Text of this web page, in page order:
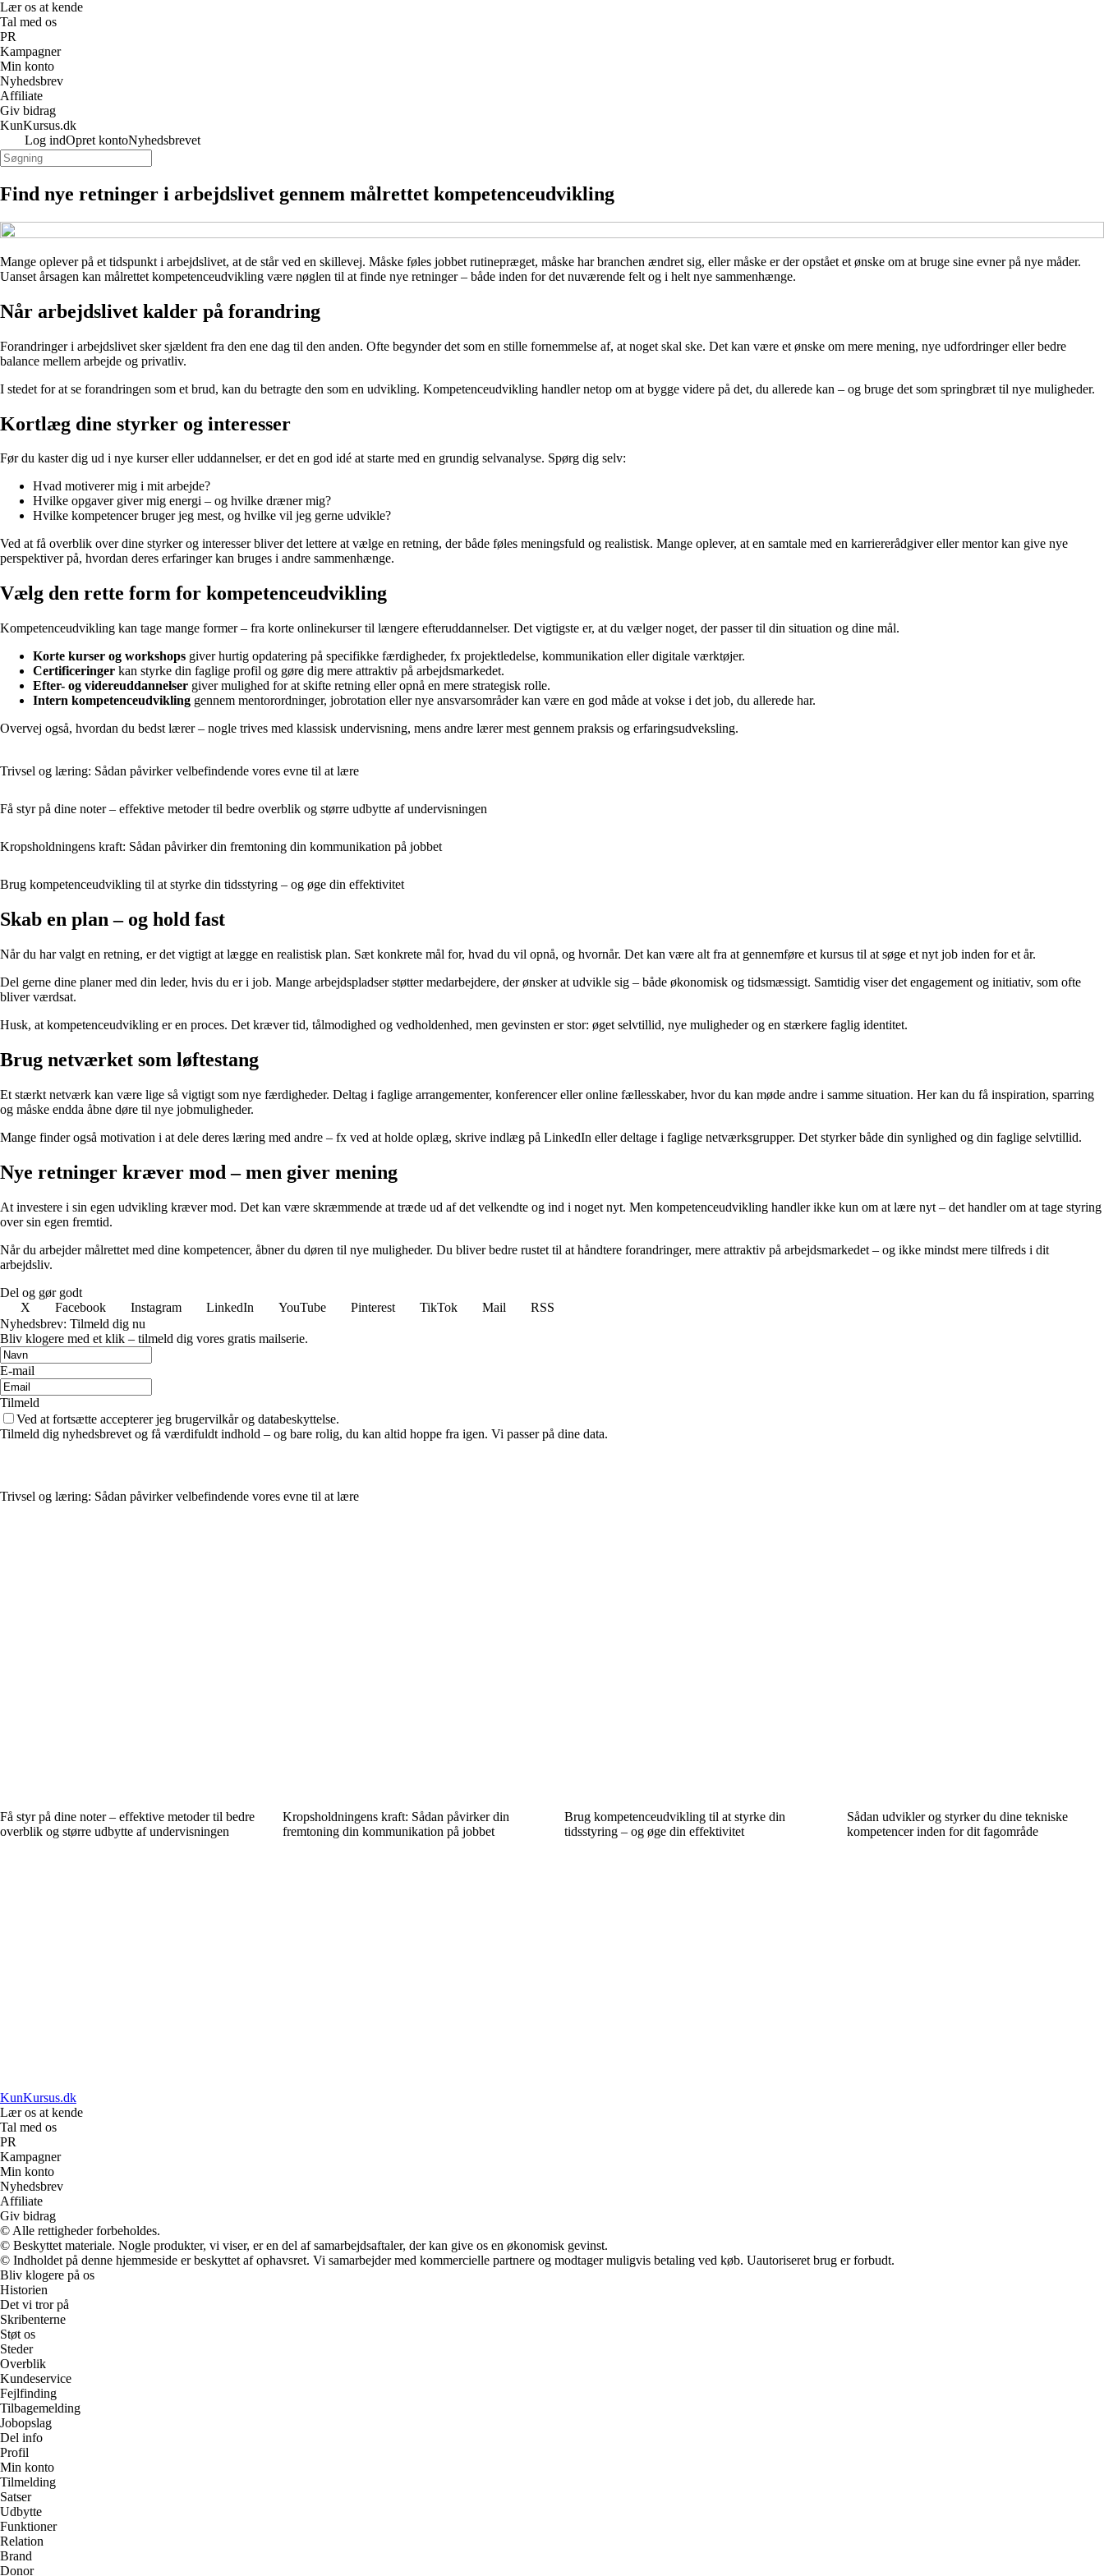
Lær os at kende
Tal med os
PR
Kampagner
Min konto
Nyhedsbrev
Affiliate
Giv bidrag
KunKursus.dk
Log indOpret kontoNyhedsbrevet
Find nye retninger i arbejdslivet gennem målrettet kompetenceudvikling
Mange oplever på et tidspunkt i arbejdslivet, at de står ved en skillevej. Måske føles jobbet rutinepræget, måske har branchen ændret sig, eller måske er der opstået et ønske om at bruge sine evner på nye måder.
Uanset årsagen kan målrettet kompetenceudvikling være nøglen til at finde nye retninger – både inden for det nuværende felt og i helt nye sammenhænge.
Når arbejdslivet kalder på forandring
Forandringer i arbejdslivet sker sjældent fra den ene dag til den anden. Ofte begynder det som en stille fornemmelse af, at noget skal ske. Det kan være et ønske om mere mening, nye udfordringer eller bedre
balance mellem arbejde og privatliv.
I stedet for at se forandringen som et brud, kan du betragte den som en udvikling. Kompetenceudvikling handler netop om at bygge videre på det, du allerede kan – og bruge det som springbræt til nye muligheder.
Kortlæg dine styrker og interesser
Før du kaster dig ud i nye kurser eller uddannelser, er det en god idé at starte med en grundig selvanalyse. Spørg dig selv:
Hvad motiverer mig i mit arbejde?
Hvilke opgaver giver mig energi – og hvilke dræner mig?
Hvilke kompetencer bruger jeg mest, og hvilke vil jeg gerne udvikle?
Ved at få overblik over dine styrker og interesser bliver det lettere at vælge en retning, der både føles meningsfuld og realistisk. Mange oplever, at en samtale med en karriererådgiver eller mentor kan give nye
perspektiver på, hvordan deres erfaringer kan bruges i andre sammenhænge.
Vælg den rette form for kompetenceudvikling
Kompetenceudvikling kan tage mange former – fra korte onlinekurser til længere efteruddannelser. Det vigtigste er, at du vælger noget, der passer til din situation og dine mål.
Korte kurser og workshops giver hurtig opdatering på specifikke færdigheder, fx projektledelse, kommunikation eller digitale værktøjer.
Certificeringer kan styrke din faglige profil og gøre dig mere attraktiv på arbejdsmarkedet.
Efter- og videreuddannelser giver mulighed for at skifte retning eller opnå en mere strategisk rolle.
Intern kompetenceudvikling gennem mentorordninger, jobrotation eller nye ansvarsområder kan være en god måde at vokse i det job, du allerede har.
Overvej også, hvordan du bedst lærer – nogle trives med klassisk undervisning, mens andre lærer mest gennem praksis og erfaringsudveksling.
Trivsel og læring: Sådan påvirker velbefindende vores evne til at lære
Få styr på dine noter – effektive metoder til bedre overblik og større udbytte af undervisningen
Kropsholdningens kraft: Sådan påvirker din fremtoning din kommunikation på jobbet
Brug kompetenceudvikling til at styrke din tidsstyring – og øge din effektivitet
Skab en plan – og hold fast
Når du har valgt en retning, er det vigtigt at lægge en realistisk plan. Sæt konkrete mål for, hvad du vil opnå, og hvornår. Det kan være alt fra at gennemføre et kursus til at søge et nyt job inden for et år.
Del gerne dine planer med din leder, hvis du er i job. Mange arbejdspladser støtter medarbejdere, der ønsker at udvikle sig – både økonomisk og tidsmæssigt. Samtidig viser det engagement og initiativ, som ofte
bliver værdsat.
Husk, at kompetenceudvikling er en proces. Det kræver tid, tålmodighed og vedholdenhed, men gevinsten er stor: øget selvtillid, nye muligheder og en stærkere faglig identitet.
Brug netværket som løftestang
Et stærkt netværk kan være lige så vigtigt som nye færdigheder. Deltag i faglige arrangementer, konferencer eller online fællesskaber, hvor du kan møde andre i samme situation. Her kan du få inspiration, sparring
og måske endda åbne døre til nye jobmuligheder.
Mange finder også motivation i at dele deres læring med andre – fx ved at holde oplæg, skrive indlæg på LinkedIn eller deltage i faglige netværksgrupper. Det styrker både din synlighed og din faglige selvtillid.
Nye retninger kræver mod – men giver mening
At investere i sin egen udvikling kræver mod. Det kan være skræmmende at træde ud af det velkendte og ind i noget nyt. Men kompetenceudvikling handler ikke kun om at lære nyt – det handler om at tage styring
over sin egen fremtid.
Når du arbejder målrettet med dine kompetencer, åbner du døren til nye muligheder. Du bliver bedre rustet til at håndtere forandringer, mere attraktiv på arbejdsmarkedet – og ikke mindst mere tilfreds i dit
arbejdsliv.
Del og gør godt
X
Facebook Instagram LinkedIn YouTube Pinterest TikTok Mail
RSS
Nyhedsbrev: Tilmeld dig nu
Bliv klogere med et klik – tilmeld dig vores gratis mailserie.
E-mail
Tilmeld
Ved at fortsætte accepterer jeg brugervilkår og databeskyttelse.
Tilmeld dig nyhedsbrevet og få værdifuldt indhold – og bare rolig, du kan altid hoppe fra igen. Vi passer på dine data.
Trivsel og læring: Sådan påvirker velbefindende vores evne til at lære
Få styr på dine noter – effektive metoder til bedre
overblik og større udbytte af undervisningen
Kropsholdningens kraft: Sådan påvirker din
fremtoning din kommunikation på jobbet
Brug kompetenceudvikling til at styrke din
tidsstyring – og øge din effektivitet
Sådan udvikler og styrker du dine tekniske
kompetencer inden for dit fagområde
KunKursus.dk
Lær os at kende
Tal med os
PR
Kampagner
Min konto
Nyhedsbrev
Affiliate
Giv bidrag
© Alle rettigheder forbeholdes.
© Beskyttet materiale. Nogle produkter, vi viser, er en del af samarbejdsaftaler, der kan give os en økonomisk gevinst.
© Indholdet på denne hjemmeside er beskyttet af ophavsret. Vi samarbejder med kommercielle partnere og modtager muligvis betaling ved køb. Uautoriseret brug er forbudt.
Bliv klogere på os
Historien
Det vi tror på
Skribenterne
Støt os
Steder
Overblik
Kundeservice
Fejlfinding
Tilbagemelding
Jobopslag
Del info
Profil
Min konto
Tilmelding
Satser
Udbytte
Funktioner
Relation
Brand
Donor